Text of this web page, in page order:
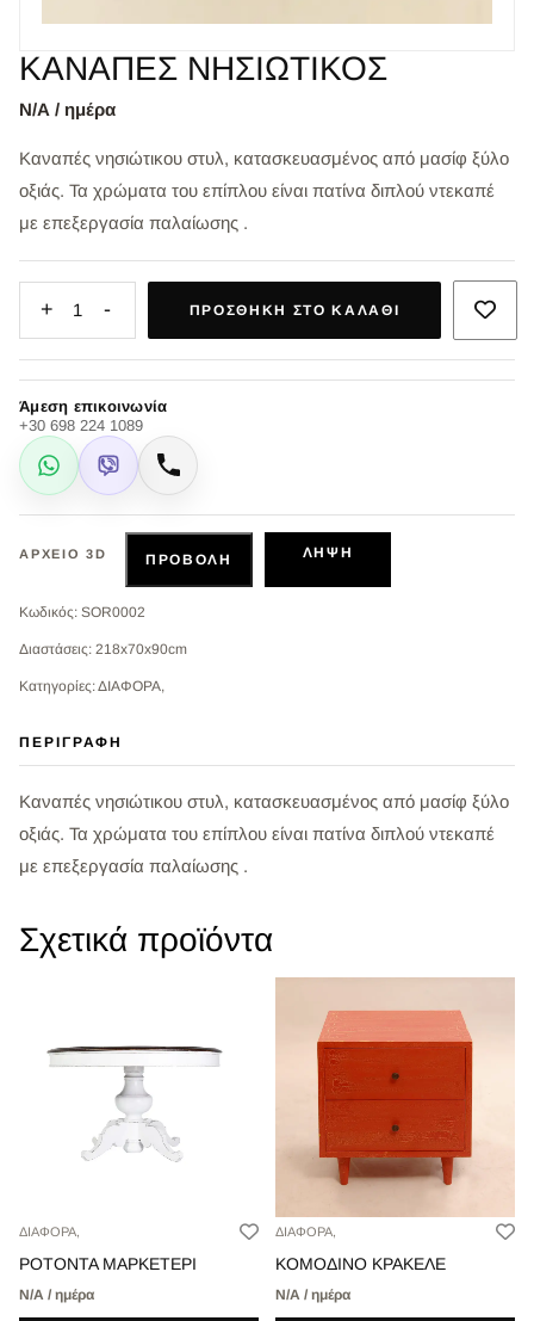
ΚΑΝΑΠΕΣ ΝΗΣΙΩΤΙΚΟΣ
Ν/Α / ημέρα
Καναπές νησιώτικου στυλ, κατασκευασμένος από μασίφ ξύλο
οξιάς. Τα χρώματα του επίπλου είναι πατίνα διπλού ντεκαπέ
με επεξεργασία παλαίωσης .
+ 1 - ΠΡΟΣΘΉΚΗ ΣΤΟ ΚΑΛΆΘΙ
Άμεση επικοινωνία
+30 698 224 1089
WhatsApp
Viber Κλήση
ΑΡΧΕΊΟ 3D ΠΡΟΒΟΛΉ ΛΉΨΗ
Κωδικός: SOR0002
Διαστάσεις: 218x70x90cm
Κατηγορίες: ΔΙΑΦΟΡΑ,
ΠΕΡΙΓΡΑΦΉ
Καναπές νησιώτικου στυλ, κατασκευασμένος από μασίφ ξύλο
οξιάς. Τα χρώματα του επίπλου είναι πατίνα διπλού ντεκαπέ
με επεξεργασία παλαίωσης .
Σχετικά προϊόντα
ΔΙΑΦΟΡΑ,
ΡΟΤΟΝΤΑ ΜΑΡΚΕΤΕΡΙ
Ν/Α / ημέρα
ΔΙΑΦΟΡΑ,
ΚΟΜΟΔΙΝΟ ΚΡΑΚΕΛΕ
Ν/Α / ημέρα